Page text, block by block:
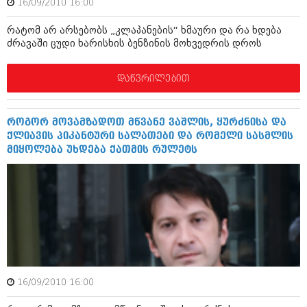
მარტი 2012 (259)
თებერვალი 2012 (376)
ნოემბერი 2011 (471)
ოქტომბერი 2011 (754)
სექტემბერი 2011 (407)
აგვისტო 2011 (249)
ივლისი 2011 (400)
ივნისი 2011 (438)
მაისი 2011 (415)
აპრილი 2011 (294)
(157)
დეკემბერი 2010 (881)
ნოემბერი 2010 (422)
ოქტომბერი 2010 (341)
აგვისტო 2010 (461)
ივლისი 2010 (556)
16/09/2010 16:00
რატომ არ არსებობს „კლაპანების“ ხმაური და რა ხდება
ძრავაში ცუდი ხარისხის ბენზინის მოხვედრის დროს
დაწვრილებით
როგორ მოვამზადოთ მწვანე ვაშლის, ყურძნისა და
ქლიავის პიკანტური სალათები და რომელი სასმლის
მიყოლება უხდება ქათმის რულეტს
16/09/2010 16:00